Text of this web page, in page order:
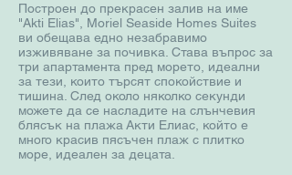
Построен до прекрасен залив на име
"Akti Elias", Moriel Seaside Homes Suites
ви обещава едно незабравимо
изживяване за почивка. Става въпрос за
три апартамента пред морето, идеални
за тези, които търсят спокойствие и
тишина. След около няколко секунди
можете да се насладите на слънчевия
блясък на плажа Акти Елиас, който е
много красив пясъчен плаж с плитко
море, идеален за децата.